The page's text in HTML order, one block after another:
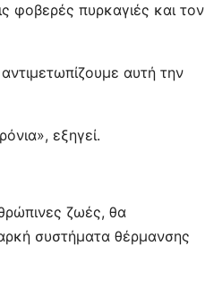
φοβερές πυρκαγιές και τον
αυτή την
εξηγεί.
ζωές, θα
συστήματα θέρμανσης